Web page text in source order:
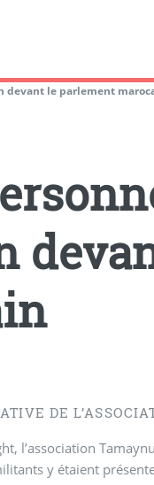
devant le parlement
DE
l’association
y étaient